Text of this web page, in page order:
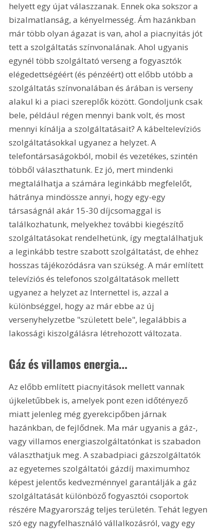
helyett egy újat válaszzanak. Ennek oka sokszor a
bizalmatlanság, a kényelmesség. Ám hazánkban
már több olyan ágazat is van, ahol a piacnyitás jót
tett a szolgáltatás színvonalának. Ahol ugyanis
egynél több szolgáltató verseng a fogyasztók
elégedettségéért (és pénzéért) ott előbb utóbb a
szolgáltatás színvonalában és árában is verseny
alakul ki a piaci szereplők között. Gondoljunk csak
bele, például régen mennyi bank volt, és most
mennyi kínálja a szolgáltatásait? A kábeltelevíziós
szolgáltatásokkal ugyanez a helyzet. A
telefontársaságokból, mobil és vezetékes, szintén
többől választhatunk. Ez jó, mert mindenki
megtalálhatja a számára leginkább megfelelőt,
hátránya mindössze annyi, hogy egy-egy
társaságnál akár 15-30 díjcsomaggal is
találkozhatunk, melyekhez további kiegészítő
szolgáltatásokat rendelhetünk, így megtalálhatjuk
a leginkább testre szabott szolgáltatást, de ehhez
hosszas tájékozódásra van szükség. A már említett
televíziós és telefonos szolgáltatások mellett
ugyanez a helyzet az Internettel is, azzal a
különbséggel, hogy az már ebbe az új
versenyhelyzetbe "született bele", legalábbis a
lakossági kiszolgálásra létrehozott változata.
Gáz és villamos energia...
Az előbb említett piacnyitások mellett vannak
újkeletűbbek is, amelyek pont ezen időtényező
miatt jelenleg még gyerekcipőben járnak
hazánkban, de fejlődnek. Ma már ugyanis a gáz-,
vagy villamos energiaszolgáltatónkat is szabadon
választhatjuk meg. A szabadpiaci gázszolgáltatók
az egyetemes szolgáltatói gázdíj maximumhoz
képest jelentős kedvezménnyel garantálják a gáz
szolgáltatását különböző fogyasztói csoportok
részére Magyarország teljes területén. Tehát legyen
szó egy nagyfelhasználó vállalkozásról, vagy egy